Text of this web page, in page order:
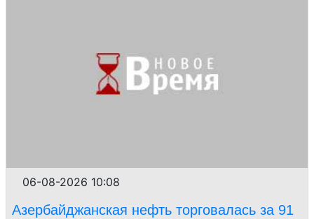
06-08-2026 10:08
Азербайджанская нефть торговалась за 91